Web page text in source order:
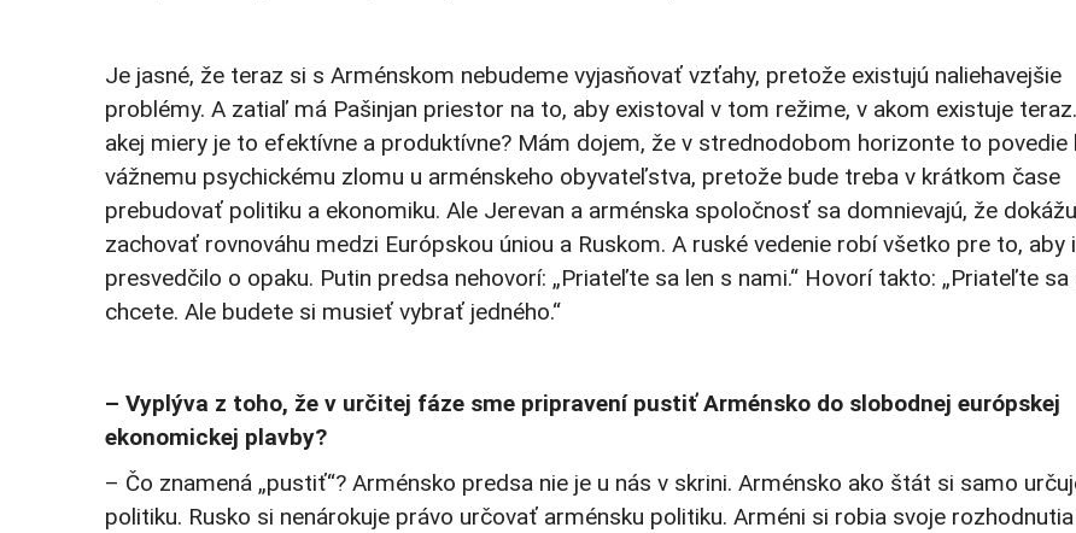
Je jasné, že teraz si s Arménskom nebudeme vyjasňovať vzťahy, pretože existujú naliehavejšie
problémy. A zatiaľ má Pašinjan priestor na to, aby existoval v tom režime, v akom existuje
akej miery je to efektívne a produktívne? Mám dojem, že v strednodobom horizonte to povedie
vážnemu psychickému zlomu u arménskeho obyvateľstva, pretože bude treba v krátkom čase
prebudovať politiku a ekonomiku. Ale Jerevan a arménska spoločnosť sa domnievajú, že dokážu
zachovať rovnováhu medzi Európskou úniou a Ruskom. A ruské vedenie robí všetko pre to, aby
presvedčilo o opaku. Putin predsa nehovorí: „Priateľte sa len s nami.“ Hovorí takto: „Priateľte sa
chcete. Ale budete si musieť vybrať jedného.“
– Vyplýva z toho, že v určitej fáze sme pripravení pustiť Arménsko do slobodnej európskej
ekonomickej plavby?
– Čo znamená „pustiť“? Arménsko predsa nie je u nás v skrini. Arménsko ako štát si samo
politiku. Rusko si nenárokuje právo určovať arménsku politiku. Arméni si robia svoje